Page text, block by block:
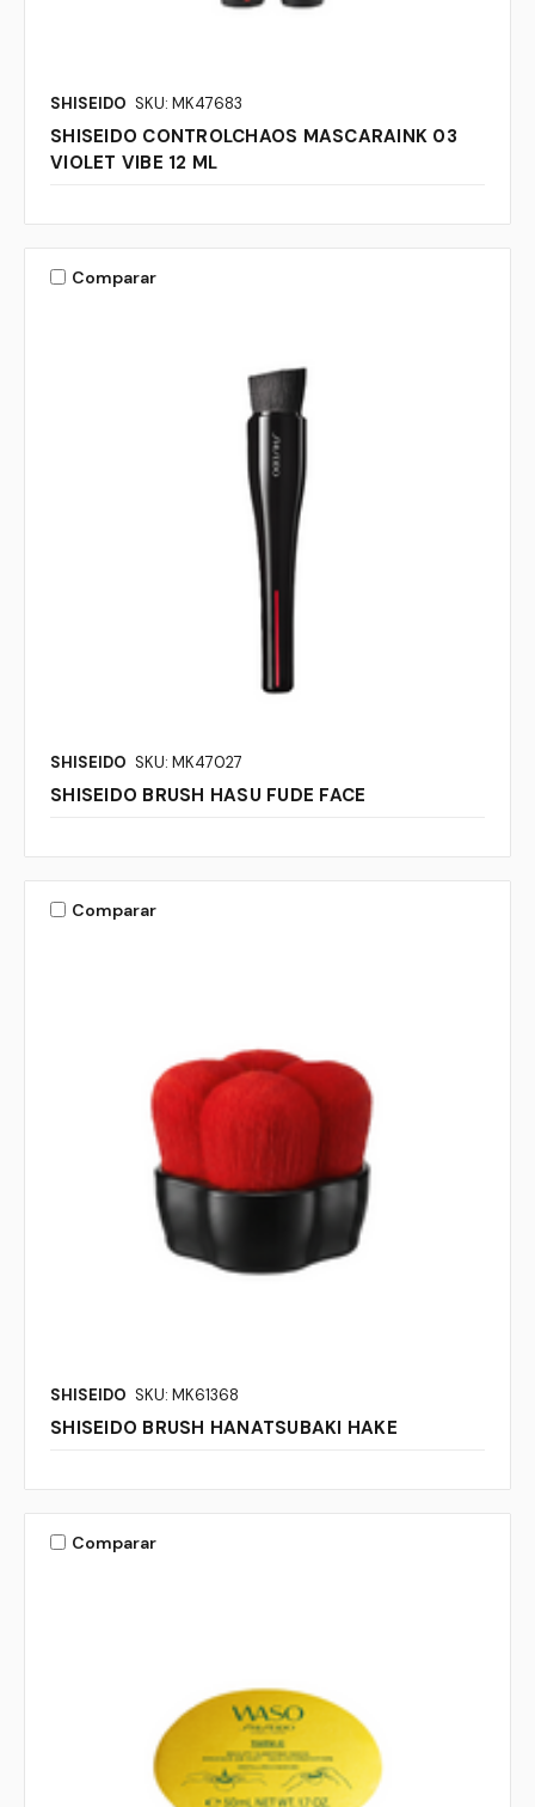
SHISEIDO SKU: MK47683
SHISEIDO CONTROLCHAOS MASCARAINK 03
VIOLET VIBE 12 ML
Comparar
SHISEIDO SKU: MK47027
SHISEIDO BRUSH HASU FUDE FACE
Comparar
SHISEIDO SKU: MK61368
SHISEIDO BRUSH HANATSUBAKI HAKE
Comparar